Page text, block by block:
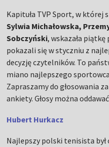
Kapituła TVP Sport, w której
Sylwia Michałowska,
Sobczyński, wskazała
pokazali się w styczniu z
decyzję czytelników. To
miano najlepszego
Zapraszamy do głosowania
ankiety. Głosy można
Hubert Hurkacz
Najlepszy polski tenisista był